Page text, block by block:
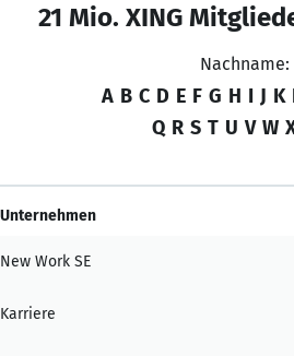
21 Mio. XING
Nachname:
A B C D E F G H I J K
Q R S T U V W
Unternehmen
New Work SE
Karriere